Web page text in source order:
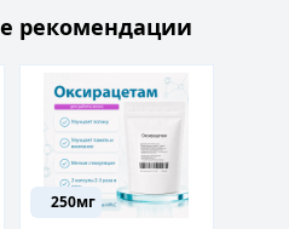
рекомендации
250мг